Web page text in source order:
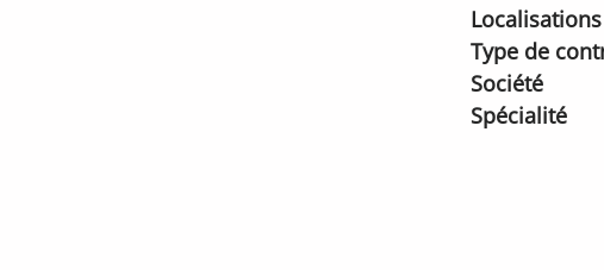
Localisations
Type de
Société
Spécialité